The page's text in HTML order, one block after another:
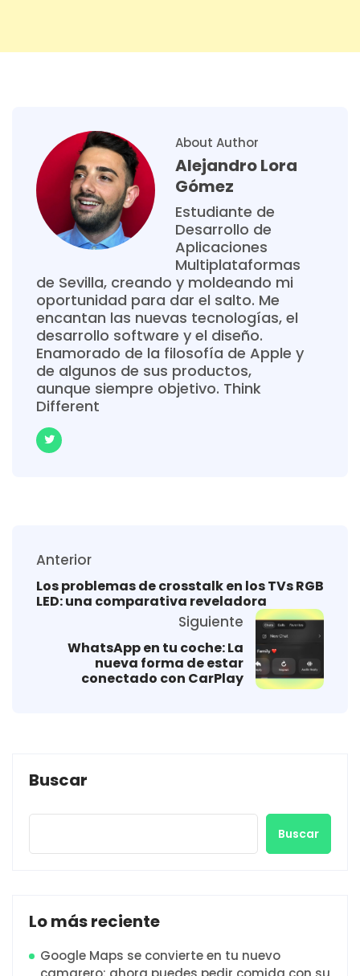
About Author
Alejandro Lora
Gómez
Estudiante de
Desarrollo de
Aplicaciones
Multiplataformas
de Sevilla, creando y moldeando mi
oportunidad para dar el salto. Me
encantan las nuevas tecnologías, el
desarrollo software y el diseño.
Enamorado de la filosofía de Apple y
de algunos de sus productos,
aunque siempre objetivo. Think
Different
Anterior
Los problemas de crosstalk en los TVs RGB
LED: una comparativa reveladora
Siguiente
WhatsApp en tu coche: La
nueva forma de estar
conectado con CarPlay
Buscar
Buscar
Lo más reciente
Google Maps se convierte en tu nuevo